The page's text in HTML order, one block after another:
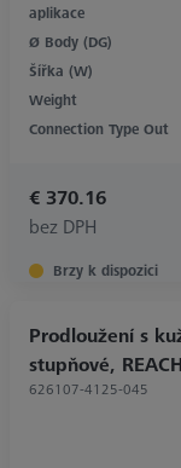
aplikace
Ø Body (DG)
Šířka (W)
Weight
Connection Type Out
€ 370.16
bez DPH
Brzy k dispozici
Prodloužení s
stupňové,
626107-4125-045